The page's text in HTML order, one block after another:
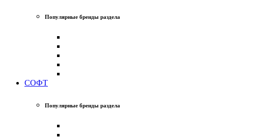
Популярные бренды раздела
СОФТ
Популярные бренды раздела